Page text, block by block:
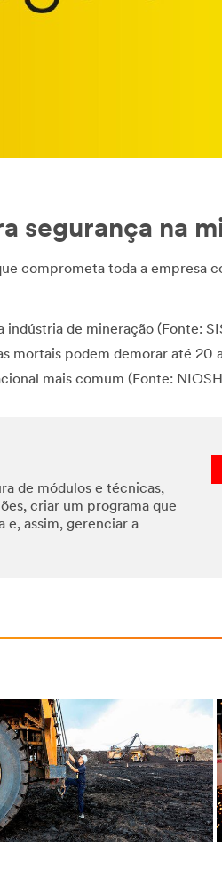
segurança na
comprometa toda a empresa
indústria de mineração (Fonte:
mortais podem demorar até 20
mais comum (Fonte:
de módulos e técnicas,
criar um programa que
e, assim, gerenciar a